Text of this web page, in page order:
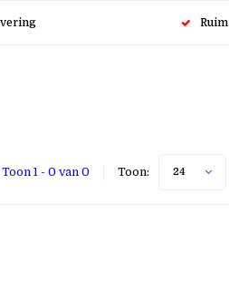
Toon 1 - 0 van 0 Toon: 24